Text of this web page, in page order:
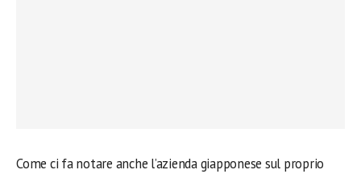
Come ci fa notare anche l’azienda giapponese sul proprio